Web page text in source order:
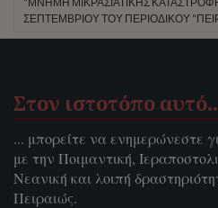
ΣΕΠΤΕΜΒΡΊΟΥ ΤΟΥ ΠΕΡΙΟΔΙΚΟΎ
Στον ιστοτόπο
... μπορείτε να ενημερώνεστε
με την Ποιμαντική,
Νεανική και λοιπή
Πειραιώς.